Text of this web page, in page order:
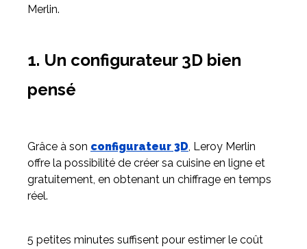
Merlin.
1. Un configurateur 3D bien
pensé
Grâce à son configurateur 3D, Leroy Merlin
offre la possibilité de créer sa cuisine en ligne et
gratuitement, en obtenant un chiffrage en temps
réel.
5 petites minutes suffisent pour estimer le coût